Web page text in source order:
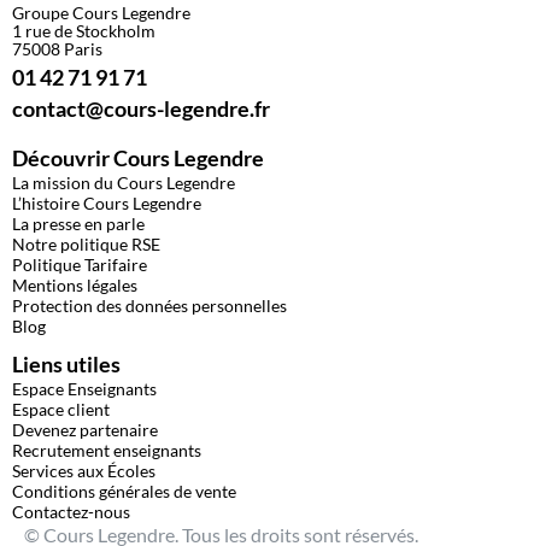
Groupe Cours Legendre
1 rue de Stockholm
75008 Paris
01 42 71 91 71
contact@cours-legendre.fr
Découvrir Cours Legendre
La mission du Cours Legendre
L’histoire Cours Legendre
La presse en parle
Notre politique RSE
Politique Tarifaire
Mentions légales
Protection des données personnelles
Blog
Liens utiles
Espace Enseignants
Espace client
Devenez partenaire
Recrutement enseignants
Services aux Écoles
Conditions générales de vente
Contactez-nous
© Cours Legendre. Tous les droits sont réservés.